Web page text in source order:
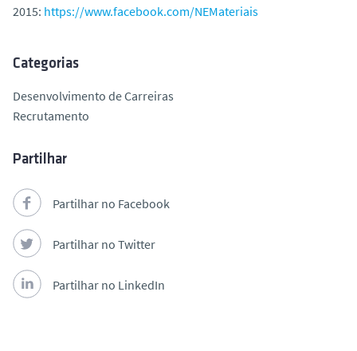
2015: https://www.facebook.com/NEMateriais
Categorias
Desenvolvimento de Carreiras
Recrutamento
Partilhar
Partilhar no Facebook
Partilhar no Twitter
Partilhar no LinkedIn